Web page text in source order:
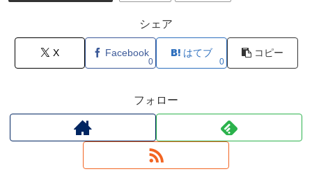
シェア
X Facebook
0
はてブ
0
コピー
フォロー